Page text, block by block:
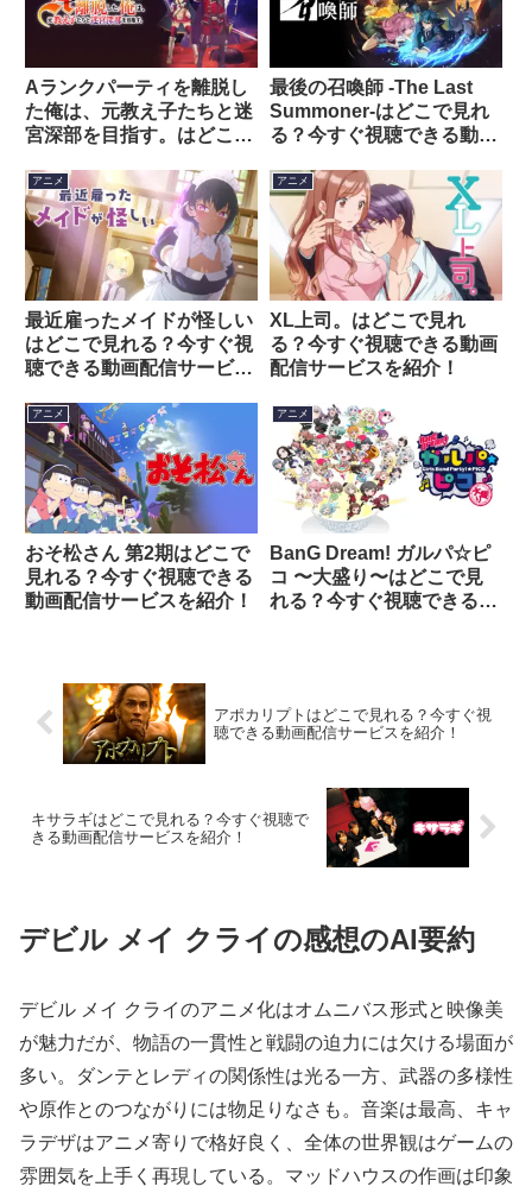
Aランクパーティを離脱し
た俺は、元教え子たちと迷
宮深部を目指す。はどこで
動画配信サービスを紹介！
最後の召喚師 -The Last
Summoner-はどこで見れ
る？今すぐ視聴できる動画
アニメ
最近雇ったメイドが怪しい
はどこで見れる？今すぐ視
聴できる動画配信サービス
アニメ
XL上司。はどこで見れ
る？今すぐ視聴できる動画
配信サービスを紹介！
アニメ
おそ松さん 第2期はどこで
見れる？今すぐ視聴できる
動画配信サービスを紹介！
アニメ
BanG Dream! ガルパ☆ピ
コ 〜大盛り〜はどこで見
れる？今すぐ視聴できる動
アポカリプトはどこで見れる？今すぐ視
聴できる動画配信サービスを紹介！
キサラギはどこで見れる？今すぐ視聴で
きる動画配信サービスを紹介！
デビル メイ クライの感想のAI要約
デビル メイ クライのアニメ化はオムニバス形式と映像美
が魅力だが、物語の一貫性と戦闘の迫力には欠ける場面が
多い。ダンテとレディの関係性は光る一方、武器の多様性
や原作とのつながりには物足りなさも。音楽は最高、キャ
ラデザはアニメ寄りで格好良く、全体の世界観はゲームの
雰囲気を上手く再現している。マッドハウスの作画は印象